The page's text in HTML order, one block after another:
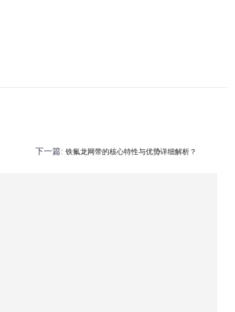
下一篇: 铁氟龙网带的核心特性与优势详细解析？